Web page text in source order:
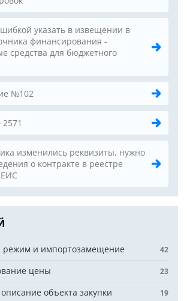
указать в извещении в
финансирования -
средства для бюджетного
№102
изменились реквизиты, нужно
о контракте в реестре
ЕИС
и импортозамещение 42
цены 23
объекта закупки 19